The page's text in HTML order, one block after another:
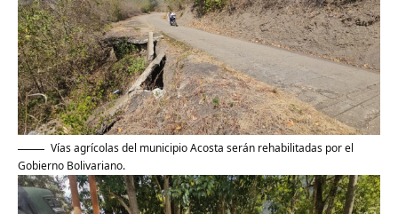
Vías agrícolas del municipio Acosta serán rehabilitadas por el
Gobierno Bolivariano.